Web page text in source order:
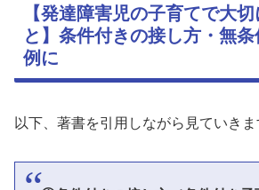
【発達障害児の子育てで大
と】条件付きの接し方・無
例に
以下、著書を引用しながら見ていきま